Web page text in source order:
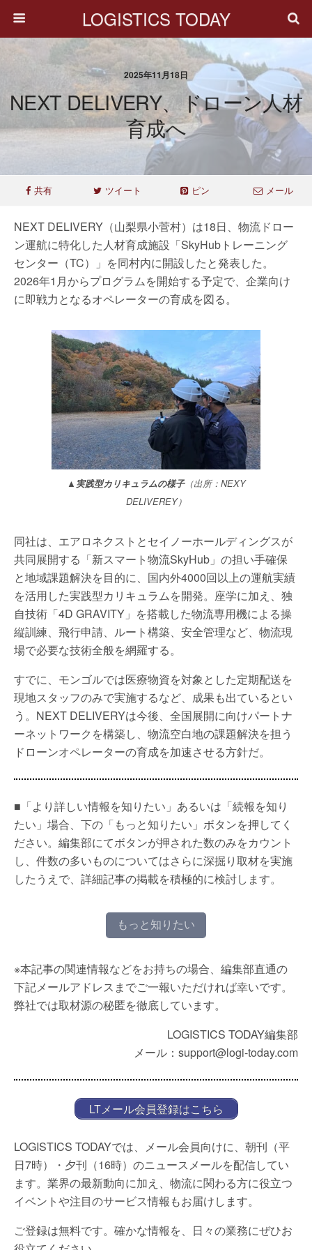
LOGISTICS TODAY
2025年11月18日
NEXT DELIVERY、ドローン人材
育成へ
共有 ツイート ピン メール
NEXT DELIVERY（山梨県小菅村）は18日、物流ドロー
ン運航に特化した人材育成施設「SkyHubトレーニング
センター（TC）」を同村内に開設したと発表した。
2026年1月からプログラムを開始する予定で、企業向け
に即戦力となるオペレーターの育成を図る。
▲実践型カリキュラムの様子（出所：NEXY
DELIVEREY）
同社は、エアロネクストとセイノーホールディングスが
共同展開する「新スマート物流SkyHub」の担い手確保
と地域課題解決を目的に、国内外4000回以上の運航実績
を活用した実践型カリキュラムを開発。座学に加え、独
自技術「4D GRAVITY」を搭載した物流専用機による操
縦訓練、飛行申請、ルート構築、安全管理など、物流現
場で必要な技術全般を網羅する。
すでに、モンゴルでは医療物資を対象とした定期配送を
現地スタッフのみで実施するなど、成果も出ているとい
う。NEXT DELIVERYは今後、全国展開に向けパートナ
ーネットワークを構築し、物流空白地の課題解決を担う
ドローンオペレーターの育成を加速させる方針だ。
■「より詳しい情報を知りたい」あるいは「続報を知り
たい」場合、下の「もっと知りたい」ボタンを押してく
ださい。編集部にてボタンが押された数のみをカウント
し、件数の多いものについてはさらに深掘り取材を実施
したうえで、詳細記事の掲載を積極的に検討します。
もっと知りたい
※本記事の関連情報などをお持ちの場合、編集部直通の
下記メールアドレスまでご一報いただければ幸いです。
弊社では取材源の秘匿を徹底しています。
LOGISTICS TODAY編集部
メール：support@logi-today.com
LTメール会員登録はこちら
LOGISTICS TODAYでは、メール会員向けに、朝刊（平
日7時）・夕刊（16時）のニュースメールを配信してい
ます。業界の最新動向に加え、物流に関わる方に役立つ
イベントや注目のサービス情報もお届けします。
ご登録は無料です。確かな情報を、日々の業務にぜひお